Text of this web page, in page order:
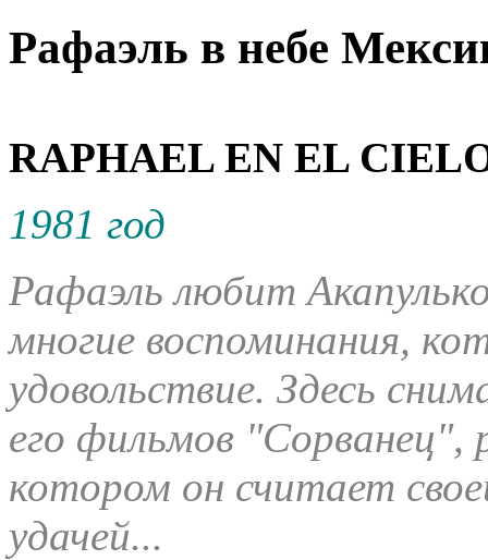
Рафаэль в небе
RAPHAEL EN EL
1981 год
Рафаэль любит
многие воспоминания,
удовольствие. Здесь
его фильмов "Сорванец",
котором он считает
удачей...